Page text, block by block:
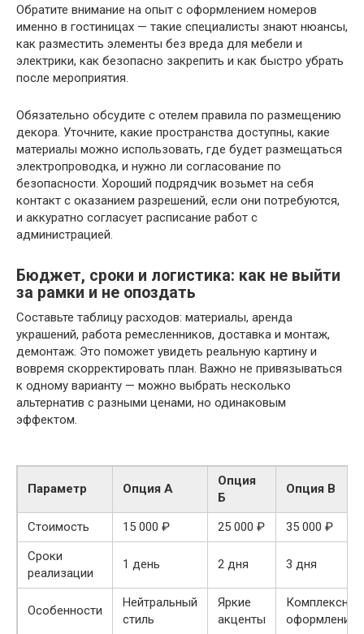
Обратите внимание на опыт с оформлением номеров
именно в гостиницах — такие специалисты знают нюансы,
как разместить элементы без вреда для мебели и
электрики, как безопасно закрепить и как быстро убрать
после мероприятия.
Обязательно обсудите с отелем правила по размещению
декора. Уточните, какие пространства доступны, какие
материалы можно использовать, где будет размещаться
электропроводка, и нужно ли согласование по
безопасности. Хороший подрядчик возьмет на себя
контакт с оказанием разрешений, если они потребуются,
и аккуратно согласует расписание работ с
администрацией.
Бюджет, сроки и логистика: как не выйти
за рамки и не опоздать
Составьте таблицу расходов: материалы, аренда
украшений, работа ремесленников, доставка и монтаж,
демонтаж. Это поможет увидеть реальную картину и
вовремя скорректировать план. Важно не привязываться
к одному варианту — можно выбрать несколько
альтернатив с разными ценами, но одинаковым
эффектом.
Параметр Опция А
Опция
Б
Опция В
Стоимость 15 000 ₽ 25 000 ₽
35 000 ₽
Сроки
реализации
1 день 2 дня 3 дня
Особенности
Нейтральный
стиль
Яркие
акценты
Комплексное
оформление